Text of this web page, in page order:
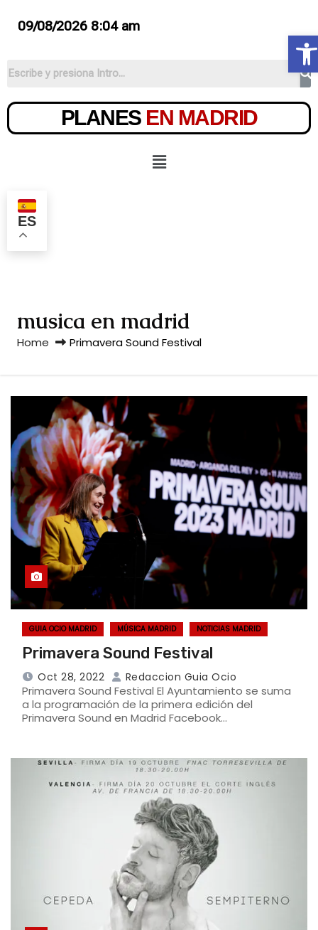
09/08/2026 8:04 am
PLANES EN MADRID
ES
musica en madrid
Home Primavera Sound Festival
GUIA OCIO MADRID MÚSICA MADRID NOTICIAS MADRID
Primavera Sound Festival
Oct 28, 2022 Redaccion Guia Ocio
Primavera Sound Festival El Ayuntamiento se suma
a la programación de la primera edición del
Primavera Sound en Madrid Facebook…